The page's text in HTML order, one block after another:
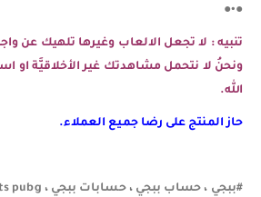
●•●
تنبيه : لا تجعل الالعاب وغيرها تلهيك عن
ونحنُ لا نتحمل مشاهدتك غير الأخلاقيَّة او
الله.
حاز المنتج على رضا جميع العملاء.